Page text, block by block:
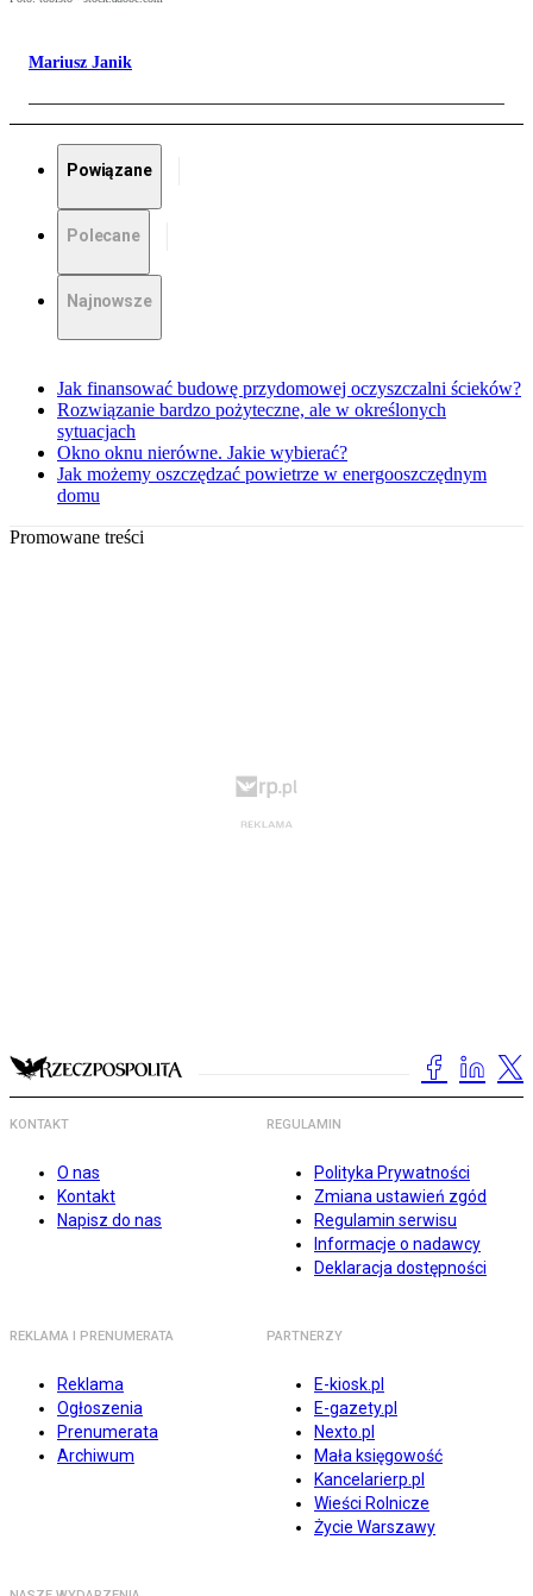
Mariusz Janik
Powiązane
Polecane
Najnowsze
Jak finansować budowę przydomowej oczyszczalni ścieków?
Rozwiązanie bardzo pożyteczne, ale w określonych
sytuacjach
Okno oknu nierówne. Jakie wybierać?
Jak możemy oszczędzać powietrze w energooszczędnym
domu
Promowane treści
KONTAKT
O nas
Kontakt
Napisz do nas
REGULAMIN
Polityka Prywatności
Zmiana ustawień zgód
Regulamin serwisu
Informacje o nadawcy
Deklaracja dostępności
REKLAMA I PRENUMERATA
Reklama
Ogłoszenia
Prenumerata
Archiwum
PARTNERZY
E-kiosk.pl
E-gazety.pl
Nexto.pl
Mała księgowość
Kancelarierp.pl
Wieści Rolnicze
Życie Warszawy